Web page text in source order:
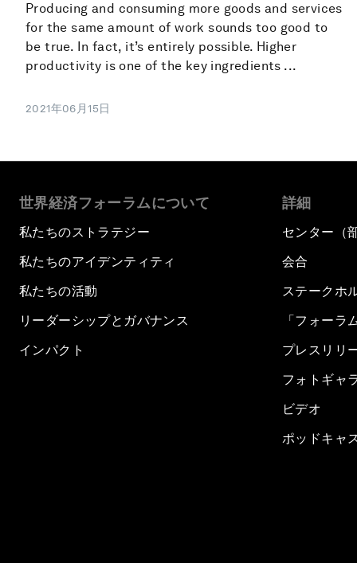
Producing and consuming more goods and services
for the same amount of work sounds too good to
be true. In fact, it’s entirely possible. Higher
productivity is one of the key ingredients ...
2021年06月15日
世界経済フォーラムについて
私たちのストラテジー
私たちのアイデンティティ
私たちの活動
リーダーシップとガバナンス
インパクト
詳細
センター（
会合
ステークホ
「フォーラ
プレスリリ
フォトギャ
ビデオ
ポッドキャ